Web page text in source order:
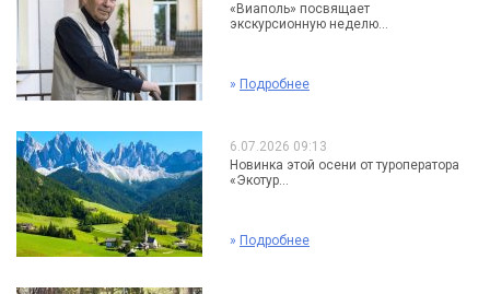
«Виаполь» посвящает
экскурсионную неделю...
» Подробнее
6.07.2026 09:13
Новинка этой осени от туроператора
«Экотур...
» Подробнее